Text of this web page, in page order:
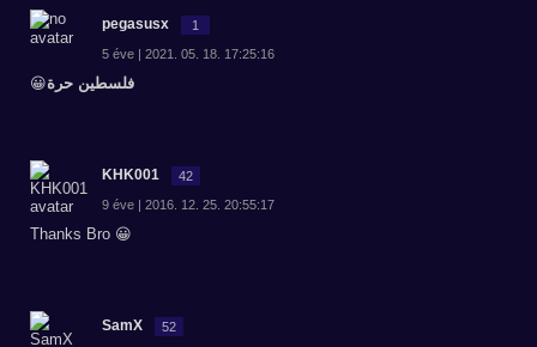
pegasusx 1
5 éve | 2021. 05. 18. 17:25:16
😀فلسطين حرة
KHK001 42
9 éve | 2016. 12. 25. 20:55:17
Thanks Bro 😀
SamX 52